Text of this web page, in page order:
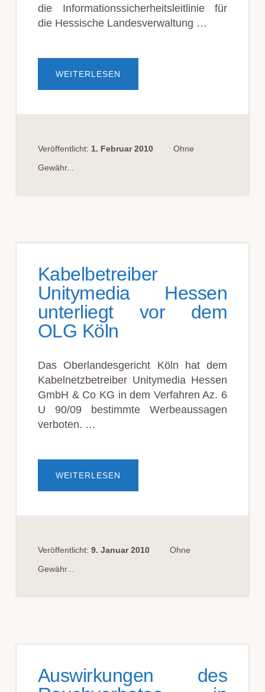
die Informationssicherheitsleitlinie für
die Hessische Landesverwaltung …
WEITERLESEN
Veröffentlicht: 1. Februar 2010
Ohne
Gewähr...
Kabelbetreiber
Unitymedia Hessen
unterliegt vor dem
OLG Köln
Das Oberlandesgericht Köln hat dem
Kabelnetzbetreiber Unitymedia Hessen
GmbH & Co KG in dem Verfahren Az. 6
U 90/09 bestimmte Werbeaussagen
verboten. …
WEITERLESEN
HESSEN
DEM
Veröffentlicht: 9. Januar 2010
Ohne
Gewähr...
Auswirkungen des